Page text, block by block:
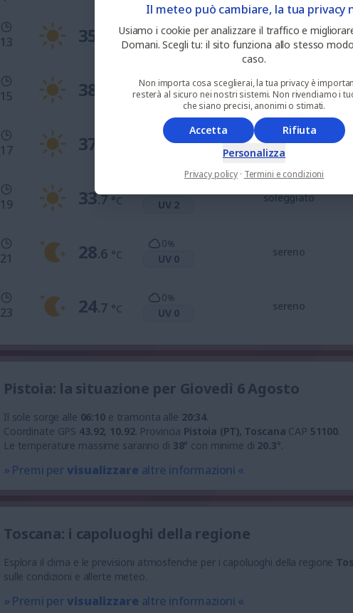
13 35 °C
0%
UV 7
soleggiato
15 38 0%
UV 7
soleggiato
17 37 0
soleggiato
19 33.7 °C UV 2
soleggiato
21 28.6 °C
0%
UV 0
sereno
23 24.7 °C
0%
UV 0
sereno
Pistoia: la situazione per Giovedì 6 Agosto
Il sole sorge alle 06:10e tramonta alle 20:34.
Coordinate GPS 43.92, 10.92. Provincia Pistoia (PT), Toscana CAP 51100.
Le temperature massime saranno di 38° con minime di 20.3°.
» Premi pervisualizzare altre informazioni «
Toscana: i capoluoghi della regione
Esplora il clima e le previsioni atmosferiche per i capoluoghi della regione
sulle condizioni e allerte meteo.
» Premi pervisualizzare altre informazioni «
Il meteo può cambiare, la tua privacy
Usiamo i cookie per analizzare il traffico e
Domani. Scegli tu: il sito funziona allo stesso
caso.
Non importa cosa sceglierai, la tua privacy è
resterà al sicuro nei nostri sistemi. Non rivendiamo i
che siano precisi, anonimi o stimati.
Accetta
Rifiuta
Personalizza
Privacy policy · Termini e condizioni